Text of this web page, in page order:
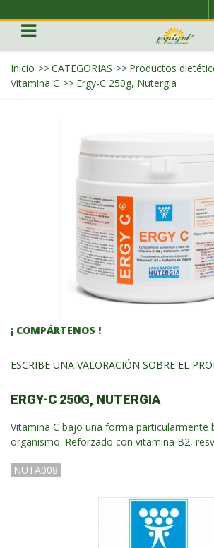
Inicio >>CATEGORIAS >> Productos
Vitamina C >> Ergy-C 250g, Nutergia
¡ COMPÁRTENOS !
ESCRIBE UNA VALORACIÓN SOBRE EL
ERGY-C 250G, NUTERGIA
Vitamina C bajo una forma particularmente
organismo. Reforzado con vitamina B2,
NUTA008